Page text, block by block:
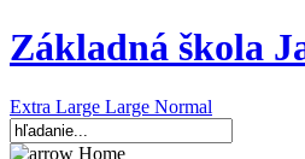
Základná škola
Extra Large Large Normal
Home